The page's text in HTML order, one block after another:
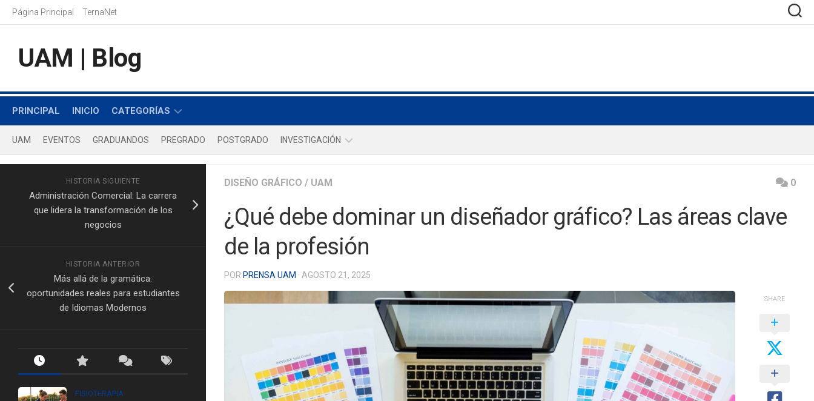
SaltarPágina Principal TernaNet
UAM | Blog
PRINCIPAL INICIO CATEGORÍAS
COMUNICACIÓN
SOCIAL
DERECHO
INGENIERÍA
UAM EVENTOS GRADUANDOS PREGRADO POSTGRADO INVESTIGACIÓN
REVISTAS
REPOSITORIO
DISEÑO GRÁFICO / UAM 0
¿Qué debe dominar un diseñador gráfico? Las áreas clave
de la profesión
POR PRENSA UAM · AGOSTO 21, 2025
SHARE
HISTORIA SIGUIENTE
Administración Comercial: La carrera
que lidera la transformación de los
negocios
HISTORIA ANTERIOR
Más allá de la gramática:
oportunidades reales para estudiantes
de Idiomas Modernos
FISIOTERAPIA